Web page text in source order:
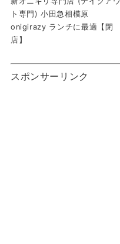
ト専門) 小田急相模原
onigirazy ランチに最適【閉
店】
スポンサーリンク